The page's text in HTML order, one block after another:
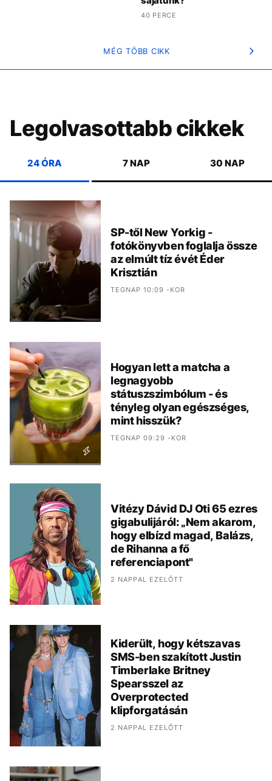
40 PERCE
MÉG TÖBB CIKK
Legolvasottabb cikkek
24 ÓRA 7 NAP 30 NAP
SP-től New Yorkig -
fotókönyvben foglalja össze
az elmúlt tíz évét Éder
Krisztián
TEGNAP 10:09 -KOR
Hogyan lett a matcha a
legnagyobb
státuszszimbólum - és
tényleg olyan egészséges,
mint hisszük?
TEGNAP 09:29 -KOR
Vitézy Dávid DJ Oti 65 ezres
gigabulijáról: „Nem akarom,
hogy elbízd magad, Balázs,
de Rihanna a fő
referenciapont"
2 NAPPAL EZELŐTT
Kiderült, hogy kétszavas
SMS-ben szakított Justin
Timberlake Britney
Spearsszel az
Overprotected
klipforgatásán
2 NAPPAL EZELŐTT